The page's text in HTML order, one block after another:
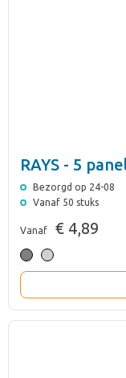
RAYS - 5
Bezorgd op 24-08
Vanaf 50 stuks
Vanaf € 4,89